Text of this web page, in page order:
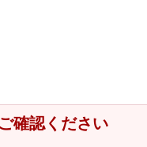
確認ください